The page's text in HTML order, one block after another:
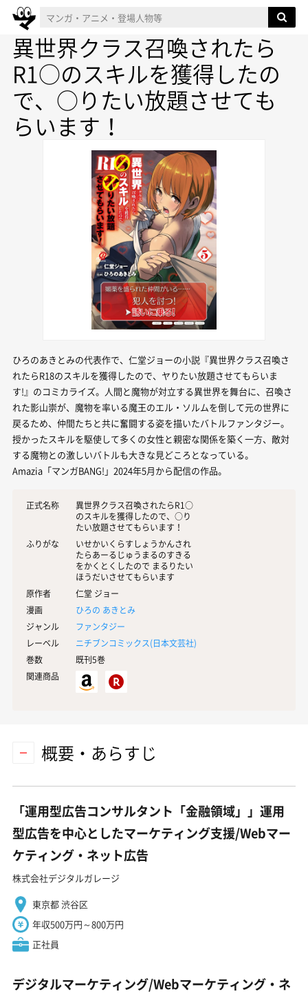
異世界クラス召喚されたら
R1○のスキルを獲得したの
で、○りたい放題させても
らいます！
ひろのあきとみの代表作で、仁堂ジョーの小説『異世界クラス召喚さ
れたらR18のスキルを獲得したので、ヤりたい放題させてもらいま
す!』のコミカライズ。人間と魔物が対立する異世界を舞台に、召喚さ
れた影山崇が、魔物を率いる魔王のエル・ソルムを倒して元の世界に
戻るため、仲間たちと共に奮闘する姿を描いたバトルファンタジー。
授かったスキルを駆使して多くの女性と親密な関係を築く一方、敵対
する魔物との激しいバトルも大きな見どころとなっている。
Amazia「マンガBANG!」2024年5月から配信の作品。
正式名称
異世界クラス召喚されたらR1○
のスキルを獲得したので、○り
たい放題させてもらいます！
ふりがな
いせかいくらすしょうかんされ
たらあーるじゅうまるのすきる
をかくとくしたので まるりたい
ほうだいさせてもらいます
原作者
仁堂 ジョー
漫画
ひろの あきとみ
ジャンル
ファンタジー
レーベル
ニチブンコミックス(日本文芸社)
巻数
既刊5巻
関連商品
概要・あらすじ
「運用型広告コンサルタント「金融領域」」運用
型広告を中心としたマーケティング支援/Webマー
ケティング・ネット広告
株式会社デジタルガレージ
東京都 渋谷区
年収500万円～800万円
正社員
デジタルマーケティング/Webマーケティング・ネ